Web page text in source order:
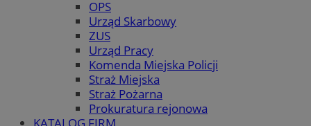
OPS
Urząd Skarbowy
ZUS
Urząd Pracy
Komenda Miejska Policji
Straż Miejska
Straż Pożarna
Prokuratura rejonowa